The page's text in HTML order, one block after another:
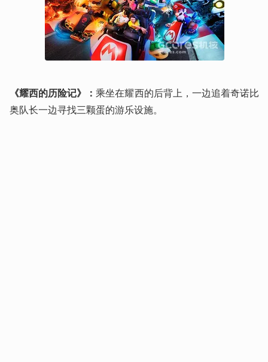
《耀西的历险记》：乘坐在耀西的后背上，一边追着奇诺比
奥队长一边寻找三颗蛋的游乐设施。